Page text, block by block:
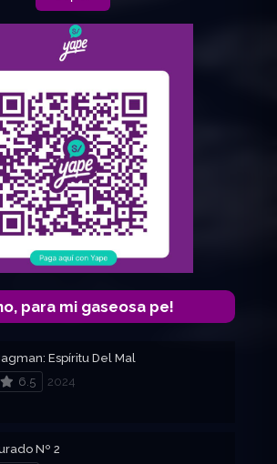
para mi gaseosa pe!
Espíritu Del Mal
6.5
2024
Nº 2